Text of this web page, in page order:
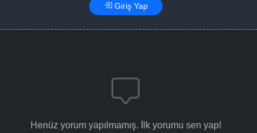
Giriş Yap
Henüz yorum yapılmamış. İlk yorumu sen yap!